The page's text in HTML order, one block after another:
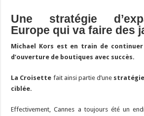
Une stratégie
Europe qui va faire des
Michael Kors est en train de continuer
d’ouverture de boutiques avec succès.
La Croisette fait ainsi partie d’une
ciblée.
Effectivement, Cannes a toujours été un